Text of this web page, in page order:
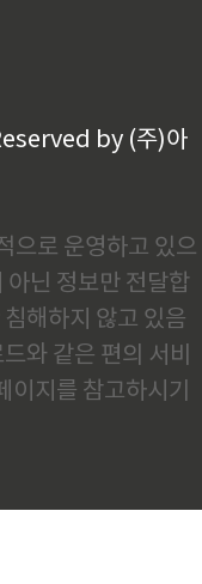
조로
가
최
by (주)아
으로 운영하고 있으
아닌 정보만 전달합
해하지 않고 있음
와 같은 편의 서비
지를 참고하시기